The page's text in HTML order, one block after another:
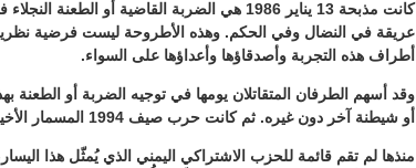
كانت مذبحة 13 يناير 1986 هي الضربة القاضية أو
عريقة في النضال وفي الحكم. وهذه الأطروحة ليست فرضية
أطراف هذه التجربة وأصدقاؤها وأعداؤها على السواء.
وقد أسهم الطرفان المتقاتلان يومها في توجيه الضربة أو
أو شيطنة آخر دون غيره. ثم كانت حرب صيف 1994 المسمار الأخير في نعش هذا اليسار، حكماً وحلماً.
منذها لم تقم قائمة للحزب الاشتراكي اليمني الذي يُمثّل هذا